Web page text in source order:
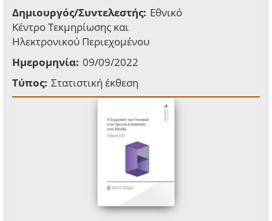
Δημιουργός/Συντελεστής: Εθνικό
Κέντρο Τεκμηρίωσης και
Ηλεκτρονικού Περιεχομένου
Ημερομηνία: 09/09/2022
Τύπος: Στατιστική έκθεση